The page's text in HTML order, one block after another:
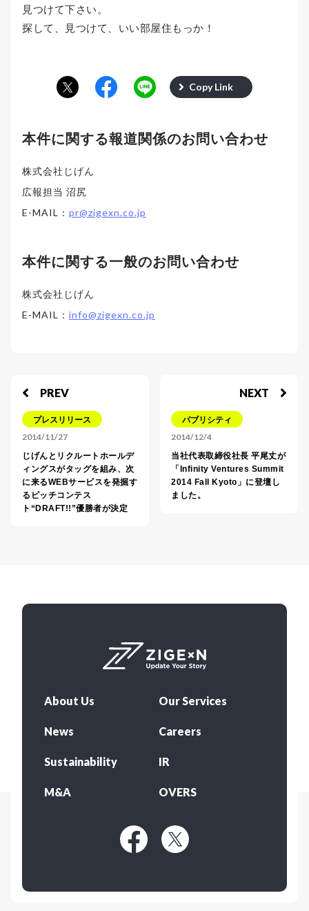
見つけて下さい。
探して、見つけて、いい部屋住もっか！
Copy Link
本件に関する報道関係のお問い合わせ
株式会社じげん
広報担当 沼尻
E-MAIL： pr@zigexn.co.jp
本件に関する一般のお問い合わせ
株式会社じげん
E-MAIL： info@zigexn.co.jp
PREV
プレスリリース
2014/11/27
じげんとリクルートホールデ
ィングスがタッグを組み、次
に来るWEBサービスを発掘す
るピッチコンテス
ト“DRAFT!!”優勝者が決定
NEXT
パブリシティ
2014/12/4
当社代表取締役社長 平尾丈が
「Infinity Ventures Summit
2014 Fall Kyoto」に登壇し
ました。
About Us Our Services
News Careers
Sustainability IR
M&A OVERS